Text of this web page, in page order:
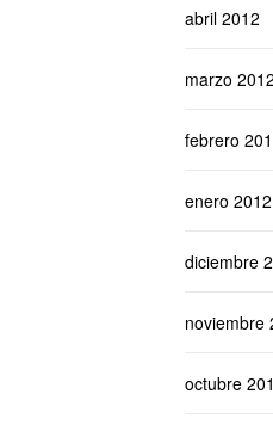
abril 2012
marzo 2012
febrero
enero 2012
diciembre
noviembre
octubre